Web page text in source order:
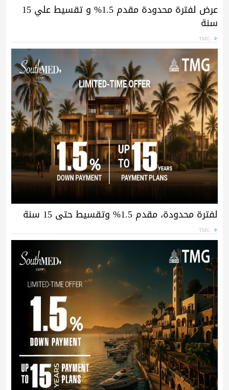
عرض لفترة محدودة مقدم 1.5% و تقسيط علي 15
سنة
TMG
لفترة محدودة، مقدم 1.5% وتقسيط حتى 15 سنة
TMG